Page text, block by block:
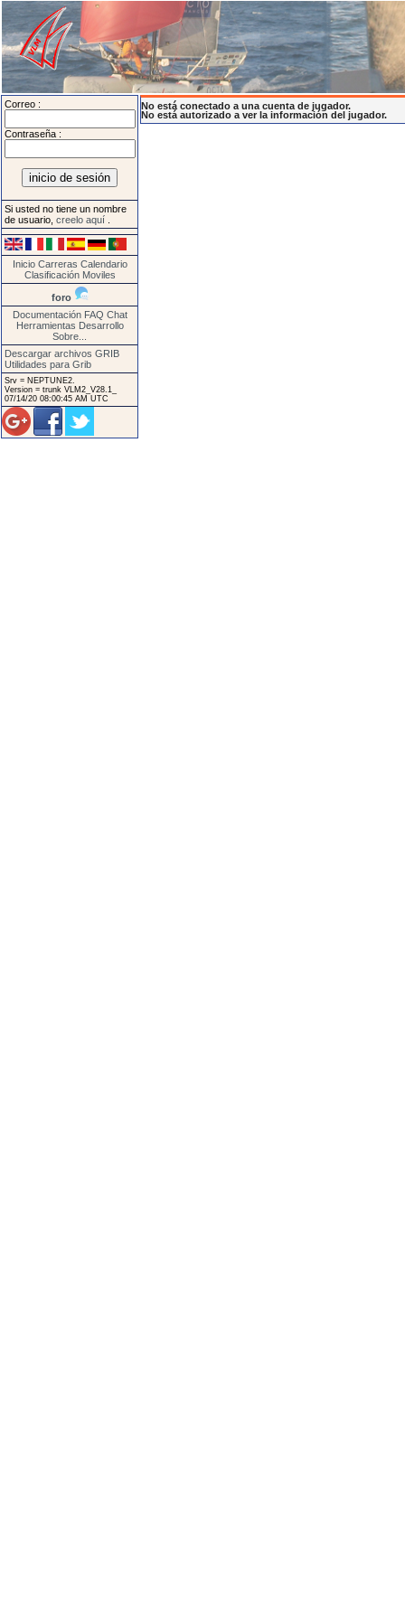
Correo :
Contraseña :
Si usted no tiene un nombre
de usuario, creelo aquí
Inicio Carreras Calendario
Clasificación Moviles
foro
Documentación FAQ Chat
Herramientas Desarrollo
Sobre...
Descargar archivos GRIB
Utilidades para Grib
Srv = NEPTUNE2.
Version = trunk VLM2_V28.1_
07/14/20 08:00:45 AM UTC
No está conectado a una cuenta de jugador.
No está autorizado a ver la información del jugador.